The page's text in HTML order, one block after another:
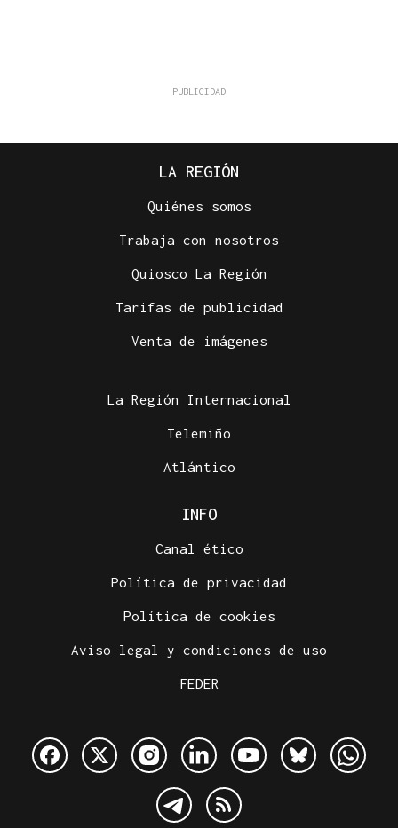
LA REGIÓN
Quiénes somos
Trabaja con nosotros
Quiosco La Región
Tarifas de publicidad
Venta de imágenes
La Región Internacional
Telemiño
Atlántico
INFO
Canal ético
Política de privacidad
Política de cookies
Aviso legal y condiciones de uso
FEDER